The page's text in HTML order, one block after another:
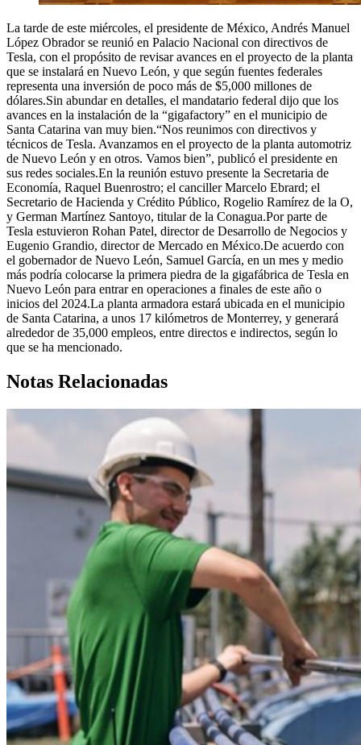
La tarde de este miércoles, el presidente de México, Andrés Manuel
López Obrador se reunió en Palacio Nacional con directivos de
Tesla, con el propósito de revisar avances en el proyecto de la planta
que se instalará en Nuevo León, y que según fuentes federales
representa una inversión de poco más de $5,000 millones de
dólares.Sin abundar en detalles, el mandatario federal dijo que los
avances en la instalación de la “gigafactory” en el municipio de
Santa Catarina van muy bien.“Nos reunimos con directivos y
técnicos de Tesla. Avanzamos en el proyecto de la planta automotriz
de Nuevo León y en otros. Vamos bien”, publicó el presidente en
sus redes sociales.En la reunión estuvo presente la Secretaria de
Economía, Raquel Buenrostro; el canciller Marcelo Ebrard; el
Secretario de Hacienda y Crédito Público, Rogelio Ramírez de la O,
y German Martínez Santoyo, titular de la Conagua.Por parte de
Tesla estuvieron Rohan Patel, director de Desarrollo de Negocios y
Eugenio Grandio, director de Mercado en México.De acuerdo con
el gobernador de Nuevo León, Samuel García, en un mes y medio
más podría colocarse la primera piedra de la gigafábrica de Tesla en
Nuevo León para entrar en operaciones a finales de este año o
inicios del 2024.La planta armadora estará ubicada en el municipio
de Santa Catarina, a unos 17 kilómetros de Monterrey, y generará
alrededor de 35,000 empleos, entre directos e indirectos, según lo
que se ha mencionado.
Notas Relacionadas